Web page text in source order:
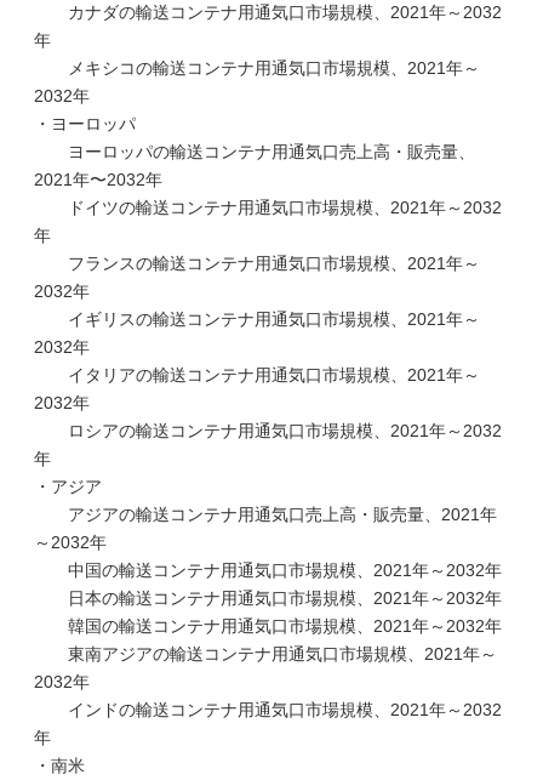
カナダの輸送コンテナ用通気口市場規模、2021年～2032
年
メキシコの輸送コンテナ用通気口市場規模、2021年～
2032年
・ヨーロッパ
ヨーロッパの輸送コンテナ用通気口売上高・販売量、
2021年〜2032年
ドイツの輸送コンテナ用通気口市場規模、2021年～2032
年
フランスの輸送コンテナ用通気口市場規模、2021年～
2032年
イギリスの輸送コンテナ用通気口市場規模、2021年～
2032年
イタリアの輸送コンテナ用通気口市場規模、2021年～
2032年
ロシアの輸送コンテナ用通気口市場規模、2021年～2032
年
・アジア
アジアの輸送コンテナ用通気口売上高・販売量、2021年
～2032年
中国の輸送コンテナ用通気口市場規模、2021年～2032年
日本の輸送コンテナ用通気口市場規模、2021年～2032年
韓国の輸送コンテナ用通気口市場規模、2021年～2032年
東南アジアの輸送コンテナ用通気口市場規模、2021年～
2032年
インドの輸送コンテナ用通気口市場規模、2021年～2032
年
・南米